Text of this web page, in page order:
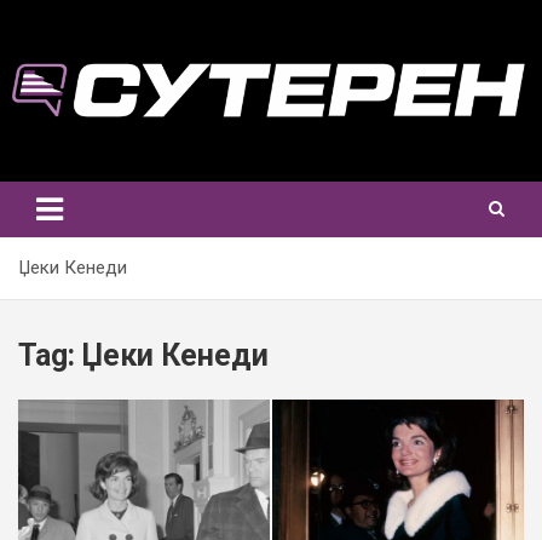
content
Џеки Кенеди
Tag: Џеки Кенеди